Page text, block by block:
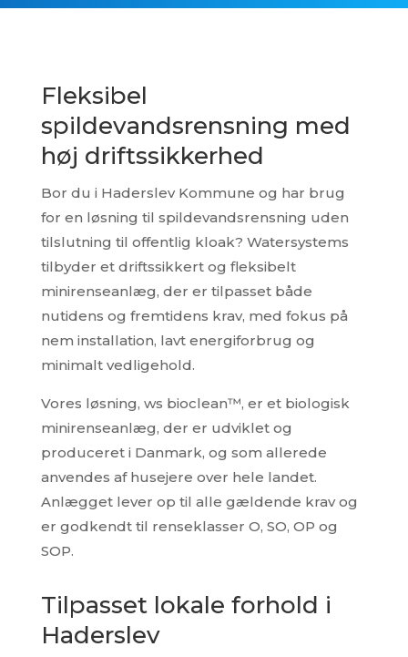
Fleksibel
spildevandsrensning med
høj driftssikkerhed
Bor du i Haderslev Kommune og har brug
for en løsning til spildevandsrensning uden
tilslutning til offentlig kloak? Watersystems
tilbyder et driftssikkert og fleksibelt
minirenseanlæg, der er tilpasset både
nutidens og fremtidens krav, med fokus på
nem installation, lavt energiforbrug og
minimalt vedligehold.
Vores løsning, ws bioclean™, er et biologisk
minirenseanlæg, der er udviklet og
produceret i Danmark, og som allerede
anvendes af husejere over hele landet.
Anlægget lever op til alle gældende krav og
er godkendt til renseklasser O, SO, OP og
SOP.
Tilpasset lokale forhold i
Haderslev